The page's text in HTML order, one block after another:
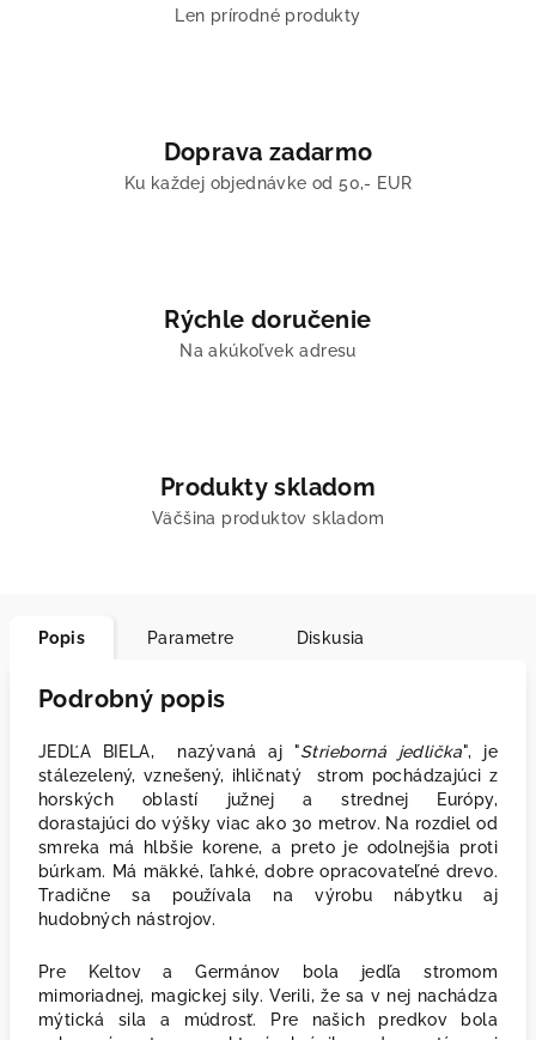
Len prírodné produkty
Doprava zadarmo
Ku každej objednávke od 50,- EUR
Rýchle doručenie
Na akúkoľvek adresu
Produkty skladom
Väčšina produktov skladom
Popis Parametre Diskusia
Podrobný popis
JEDĽA BIELA, nazývaná aj "Strieborná jedlička", je
stálezelený, vznešený, ihličnatý strom pochádzajúci z
horských oblastí južnej a strednej Európy,
dorastajúci do výšky viac ako 30 metrov. Na rozdiel od
smreka má hlbšie korene, a preto je odolnejšia proti
búrkam. Má mäkké, ľahké, dobre opracovateľné drevo.
Tradične sa používala na výrobu nábytku aj
hudobných nástrojov.
Pre Keltov a Germánov bola jedľa stromom
mimoriadnej, magickej sily. Verili, že sa v nej nachádza
mýtická sila a múdrosť.
Pre našich predkov bola